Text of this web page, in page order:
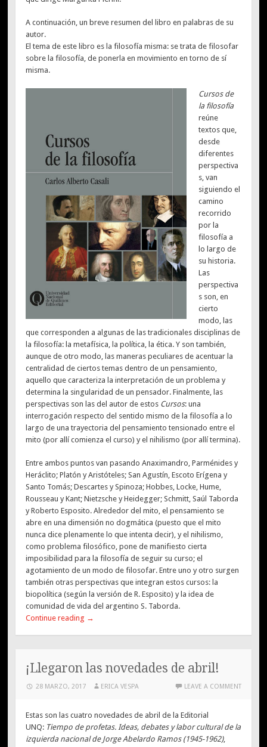
A continuación, un breve resumen del libro en palabras de su
autor.
El tema de este libro es la filosofía misma: se trata de filosofar
sobre la filosofía, de ponerla en movimiento en torno de sí
misma.
Cursos de
la filosofía
reúne
textos que,
desde
diferentes
perspectiva
s, van
siguiendo el
camino
recorrido
por la
filosofía a
lo largo de
su historia.
Las
perspectiva
s son, en
cierto
modo, las
que corresponden a algunas de las tradicionales disciplinas de
la filosofía: la metafísica, la política, la ética. Y son también,
aunque de otro modo, las maneras peculiares de acentuar la
centralidad de ciertos temas dentro de un pensamiento,
aquello que caracteriza la interpretación de un problema y
determina la singularidad de un pensador. Finalmente, las
perspectivas son las del autor de estos Cursos: una
interrogación respecto del sentido mismo de la filosofía a lo
largo de una trayectoria del pensamiento tensionado entre el
mito (por allí comienza el curso) y el nihilismo (por allí termina).
Entre ambos puntos van pasando Anaximandro, Parménides y
Heráclito; Platón y Aristóteles; San Agustín, Escoto Erígena y
Santo Tomás; Descartes y Spinoza; Hobbes, Locke, Hume,
Rousseau y Kant; Nietzsche y Heidegger; Schmitt, Saúl Taborda
y Roberto Esposito. Alrededor del mito, el pensamiento se
abre en una dimensión no dogmática (puesto que el mito
nunca dice plenamente lo que intenta decir), y el nihilismo,
como problema filosófico, pone de manifiesto cierta
imposibilidad para la filosofía de seguir su curso; el
agotamiento de un modo de filosofar. Entre uno y otro surgen
también otras perspectivas que integran estos cursos: la
biopolítica (según la versión de R. Esposito) y la idea de
comunidad de vida del argentino S. Taborda.
Continue reading →
¡Llegaron las novedades de abril!
28 MARZO, 2017 ERICA VESPA LEAVE A COMMENT
Estas son las cuatro novedades de abril de la Editorial
UNQ: Tiempo de profetas. Ideas, debates y labor cultural de la
izquierda nacional de Jorge Abelardo Ramos (1945-1962),